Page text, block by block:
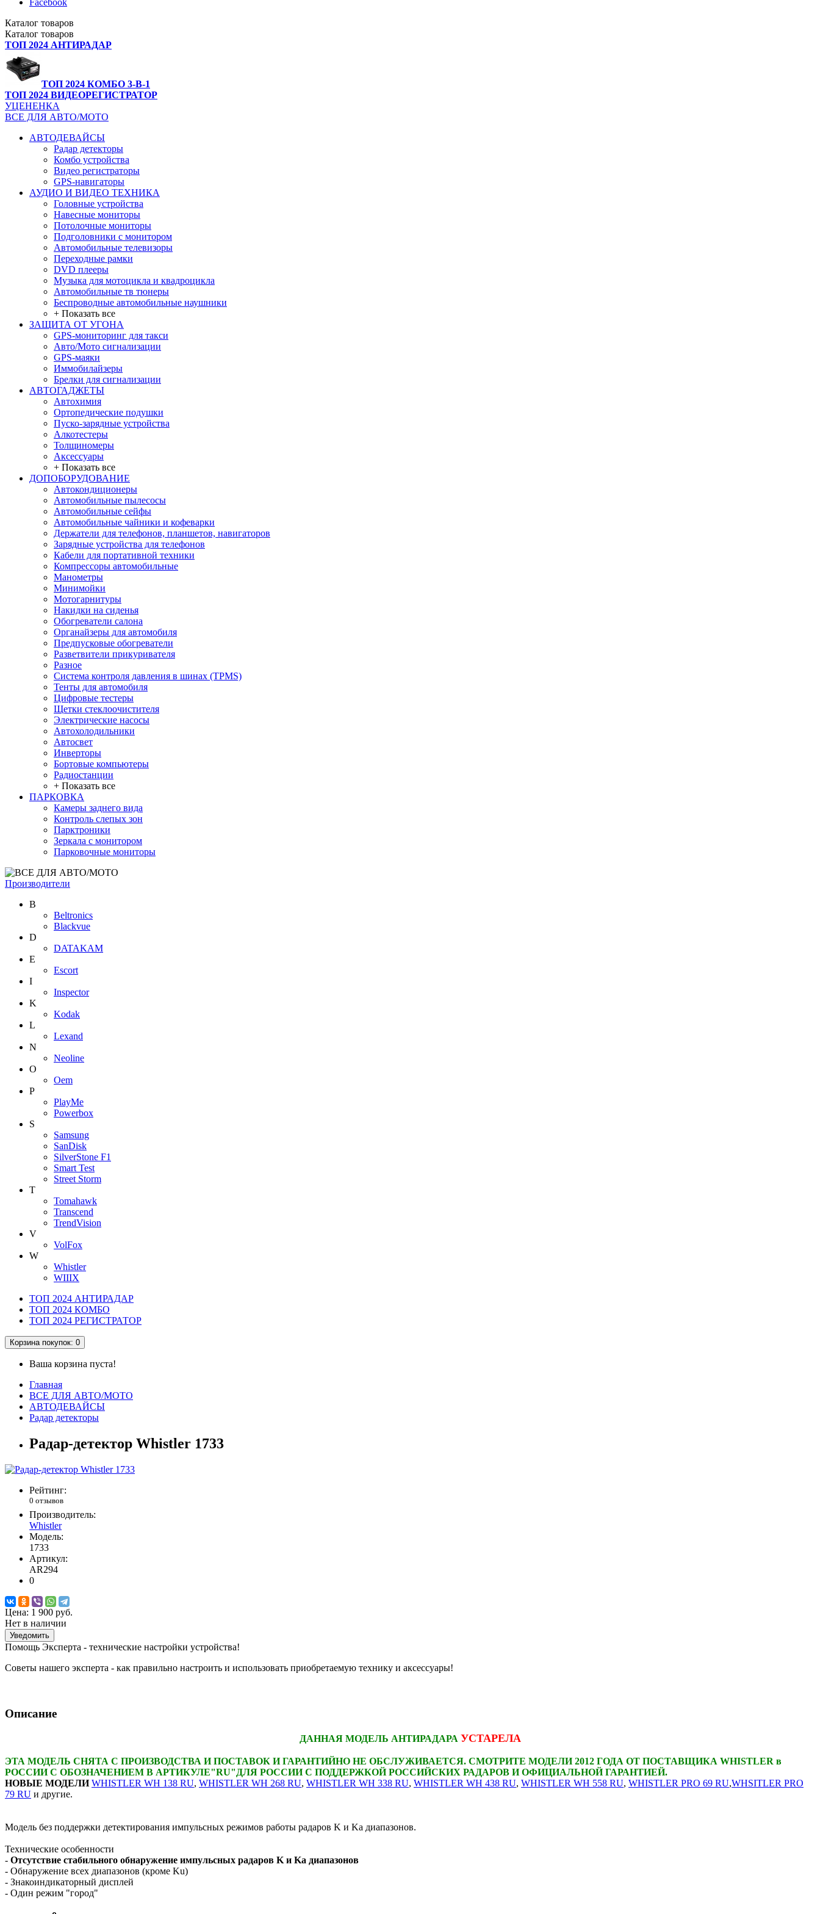
Facebook
Каталог товаров
Каталог товаров
ТОП 2024 АНТИРАДАР
ТОП 2024 КОМБО 3-В-1
ТОП 2024 ВИДЕОРЕГИСТРАТОР
УЦЕНЕНКА
ВСЕ ДЛЯ АВТО/МОТО
АВТОДЕВАЙСЫ
Радар детекторы
Комбо устройства
Видео регистраторы
GPS-навигаторы
АУДИО И ВИДЕО ТЕХНИКА
Головные устройства
Навесные мониторы
Потолочные мониторы
Подголовники с монитором
Автомобильные телевизоры
Переходные рамки
DVD плееры
Музыка для мотоцикла и квадроцикла
Автомобильные тв тюнеры
Беспроводные автомобильные наушники
+ Показать все
ЗАЩИТА ОТ УГОНА
GPS-мониторинг для такси
Авто/Мото сигнализации
GPS-маяки
Иммобилайзеры
Брелки для сигнализации
АВТОГАДЖЕТЫ
Автохимия
Ортопедические подушки
Пуско-зарядные устройства
Алкотестеры
Толщиномеры
Аксессуары
+ Показать все
ДОПОБОРУДОВАНИЕ
Автокондиционеры
Автомобильные пылесосы
Автомобильные сейфы
Автомобильные чайники и кофеварки
Держатели для телефонов, планшетов, навигаторов
Зарядные устройства для телефонов
Кабели для портативной техники
Компрессоры автомобильные
Манометры
Минимойки
Мотогарнитуры
Накидки на сиденья
Обогреватели салона
Органайзеры для автомобиля
Предпусковые обогреватели
Разветвители прикуривателя
Разное
Система контроля давления в шинах (TPMS)
Тенты для автомобиля
Цифровые тестеры
Щетки стеклоочистителя
Электрические насосы
Автохолодильники
Автосвет
Инверторы
Бортовые компьютеры
Радиостанции
+ Показать все
ПАРКОВКА
Камеры заднего вида
Контроль слепых зон
Парктроники
Зеркала с монитором
Парковочные мониторы
Производители
B
Beltronics
Blackvue
D
DATAKAM
E
Escort
I
Inspector
K
Kodak
L
Lexand
N
Neoline
O
Oem
P
PlayMe
Powerbox
S
Samsung
SanDisk
SilverStone F1
Smart Test
Street Storm
T
Tomahawk
Transcend
TrendVision
V
VolFox
W
Whistler
WIIIX
ТОП 2024 АНТИРАДАР
ТОП 2024 КОМБО
ТОП 2024 РЕГИСТРАТОР
Корзинапокупок: 0
Ваша корзина пуста!
Главная
ВСЕ ДЛЯ АВТО/МОТО
АВТОДЕВАЙСЫ
Радар детекторы
Радар-детектор Whistler 1733
Рейтинг:
0 отзывов
Производитель:
Whistler
Модель:
1733
Артикул:
AR294
0
Цена: 1 900 руб.
Нет в наличии
Уведомить
Помощь Эксперта - технические настройки устройства!
Советы нашего эксперта - как правильно настроить и использовать приобретаемую технику и аксессуары!
Описание
ДАННАЯ МОДЕЛЬ АНТИРАДАРА УСТАРЕЛА
ЭТА МОДЕЛЬ СНЯТА С ПРОИЗВОДСТВА И ПОСТАВОК И ГАРАНТИЙНО НЕ ОБСЛУЖИВАЕТСЯ. СМОТРИТЕ МОДЕЛИ 2012 ГОДА ОТ ПОСТАВЩИКА WHISTLER в
РОССИИ С ОБОЗНАЧЕНИЕМ В АРТИКУЛЕ"RU" ДЛЯ РОССИИ С ПОДДЕРЖКОЙ РОССИЙСКИХ РАДАРОВ И ОФИЦИАЛЬНОЙ ГАРАНТИЕЙ.
НОВЫЕ МОДЕЛИ WHISTLER WH 138 RU, WHISTLER WH 268 RU, WHISTLER WH 338 RU, WHISTLER WH 438 RU, WHISTLER WH 558 RU, WHISTLER PRO 69 RU,WHSITLER PRO
79 RU и другие.
Модель без поддержки детектирования импульсных режимов работы радаров K и Ka диапазонов.
Технические особенности
- Отсутствие стабильного обнаружение импульсных радаров K и Ka диапазонов
- Обнаружение всех диапазонов (кроме Ku)
- Знакоиндикаторный дисплей
- Один режим "город"